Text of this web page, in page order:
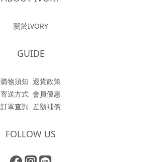
關於IVORY
GUIDE
購物須知 退貨政策
寄送方式 會員優惠
訂單查詢 差額補價
FOLLOW US